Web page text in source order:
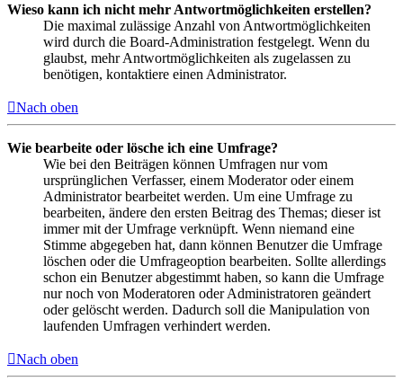
Wieso kann ich nicht mehr Antwortmöglichkeiten erstellen?
Die maximal zulässige Anzahl von Antwortmöglichkeiten
wird durch die Board-Administration festgelegt. Wenn du
glaubst, mehr Antwortmöglichkeiten als zugelassen zu
benötigen, kontaktiere einen Administrator.
Nach oben
Wie bearbeite oder lösche ich eine Umfrage?
Wie bei den Beiträgen können Umfragen nur vom
ursprünglichen Verfasser, einem Moderator oder einem
Administrator bearbeitet werden. Um eine Umfrage zu
bearbeiten, ändere den ersten Beitrag des Themas; dieser ist
immer mit der Umfrage verknüpft. Wenn niemand eine
Stimme abgegeben hat, dann können Benutzer die Umfrage
löschen oder die Umfrageoption bearbeiten. Sollte allerdings
schon ein Benutzer abgestimmt haben, so kann die Umfrage
nur noch von Moderatoren oder Administratoren geändert
oder gelöscht werden. Dadurch soll die Manipulation von
laufenden Umfragen verhindert werden.
Nach oben